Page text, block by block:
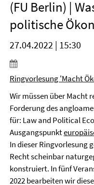
(FU Berlin) |
politische
27.04.2022 | 15:30
Ringvorlesung 'Macht
Wir müssen über Macht
Forderung des
für: Law and Political
Ausgangspunkt
In dieser Ringvorlesung
Recht scheinbar
konstruiert. In fünf
2022 bearbeiten wir